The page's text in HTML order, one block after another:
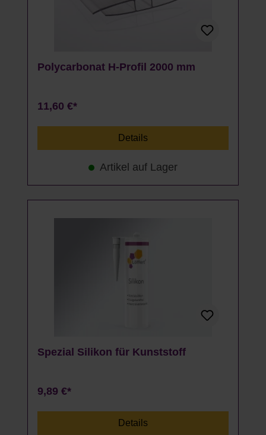
Polycarbonat H-Profil 2000 mm
11,60 €*
Details
Artikel auf Lager
Spezial Silikon für Kunststoff
9,89 €*
Details